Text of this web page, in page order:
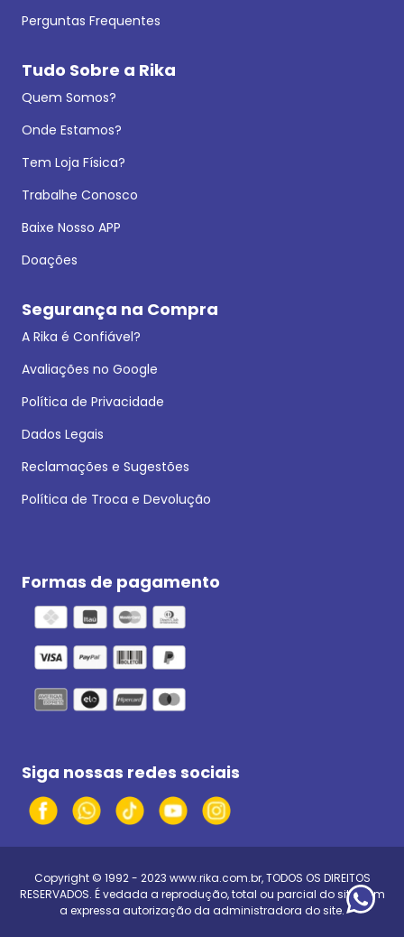
Perguntas Frequentes
Tudo Sobre a Rika
Quem Somos?
Onde Estamos?
Tem Loja Física?
Trabalhe Conosco
Baixe Nosso APP
Doações
Segurança na Compra
A Rika é Confiável?
Avaliações no Google
Política de Privacidade
Dados Legais
Reclamações e Sugestões
Política de Troca e Devolução
Formas de pagamento
Siga nossas redes sociais
Copyright © 1992 - 2023 www.rika.com.br, TODOS OS DIREITOS
RESERVADOS. É vedada a reprodução, total ou parcial do site, sem
a expressa autorização da administradora do site.